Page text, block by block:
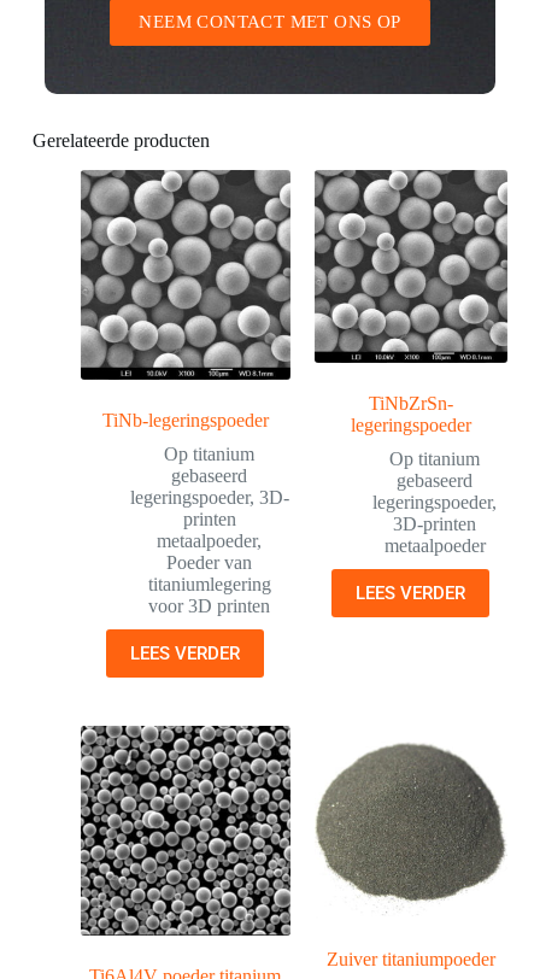
NEEM CONTACT MET ONS OP
Gerelateerde producten
TiNb-legeringspoeder
Op titanium
gebaseerd
legeringspoeder, 3D-
printen
metaalpoeder,
Poeder van
titaniumlegering
voor 3D printen
LEES VERDER
TiNbZrSn-
legeringspoeder
Op titanium
gebaseerd
legeringspoeder,
3D-printen
metaalpoeder
LEES VERDER
Zuiver titaniumpoeder